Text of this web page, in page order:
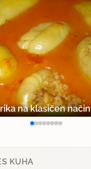
na klasičen način
KUHA